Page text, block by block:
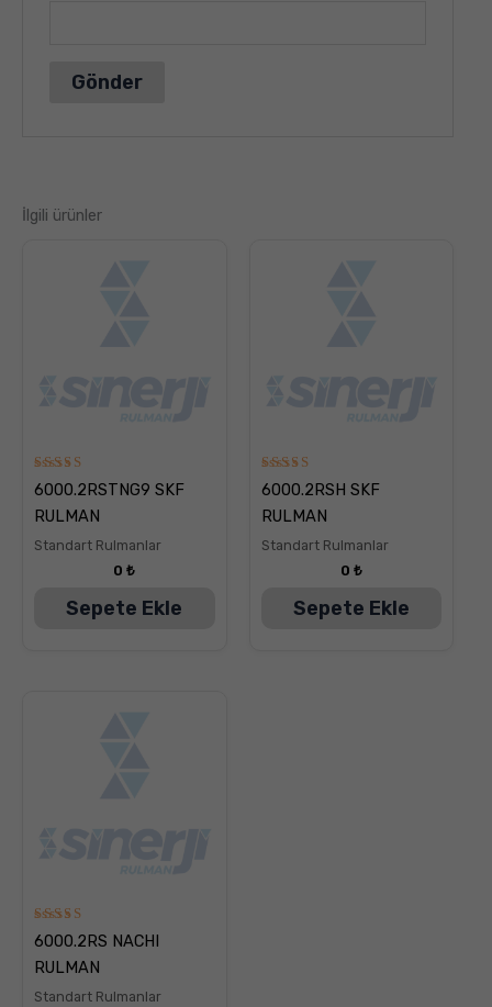
İlgili ürünler
5
üzerinden
5.00
oy aldı
6000.2RSTNG9 SKF
RULMAN
Standart Rulmanlar
0₺
Sepete Ekle
5
üzerinden
5.00
oy aldı
6000.2RSH SKF
RULMAN
Standart Rulmanlar
0 ₺
Sepete Ekle
5
üzerinden
5.00
oy aldı
6000.2RS NACHI
RULMAN
Standart Rulmanlar